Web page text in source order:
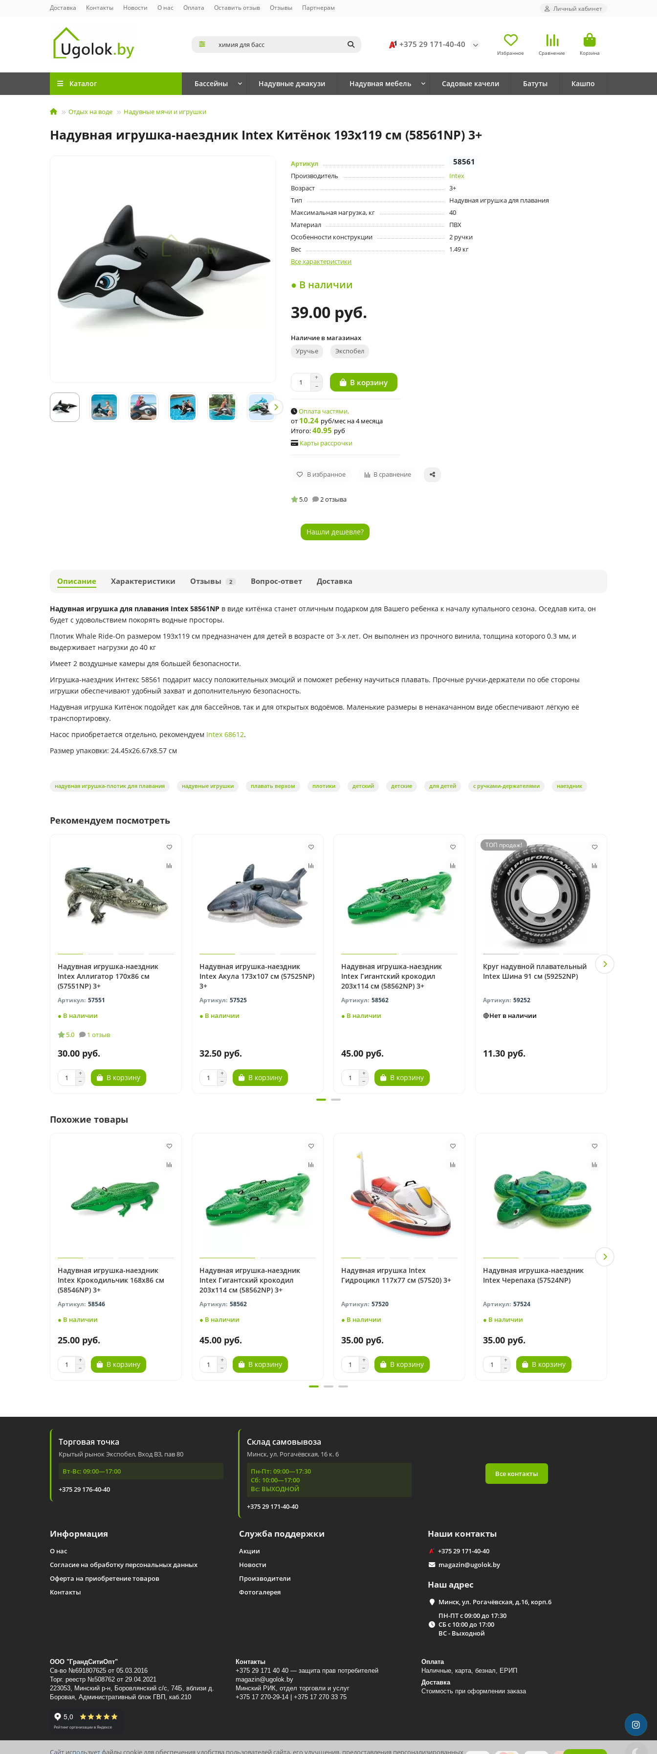
Доставка Контакты Новости О нас Оплата Оставить отзыв Отзывы Партнерам Личный кабинет
+375 29 171-40-40
Избранное Сравнение Корзина
Каталог Бассейны Надувные джакузи Надувная мебель Садовые качели Батуты Кашпо
Отдых на воде Надувные мячи и игрушки
Надувная игрушка-наездник Intex Китёнок 193х119 см (58561NP) 3+
Артикул 58561
Производитель
Intex
Возраст
3+
Тип
Надувная игрушка для плавания
Максимальная нагрузка, кг
40
Материал
ПВХ
Особенности конструкции
2 ручки
Вес
1.49 кг
Все характеристики
● В наличии
39.00 руб.
Наличие в магазинах
Уручье Экспобел
В корзину
Оплата частями,
от 10.24 руб/мес на 4 месяца
Итого:40.95 руб
Карты рассрочки
В избранное В сравнение
5.0 2 отзыва
Нашли дешевле?
Описание Характеристики Отзывы 2 Вопрос-ответ Доставка
Надувная игрушка для плавания Intex 58561NP в виде китёнка станет отличным подарком для Вашего ребенка к началу купального сезона. Оседлав кита, он
будет с удовольствием покорять водные просторы.
Плотик Whale Ride-On размером 193х119 см предназначен для детей в возрасте от 3-х лет. Он выполнен из прочного винила, толщина которого 0.3 мм, и
выдерживает нагрузки до 40 кг
Имеет 2 воздушные камеры для большей безопасности.
Игрушка-наездник Интекс 58561 подарит массу положительных эмоций и поможет ребенку научиться плавать. Прочные ручки-держатели по обе стороны
игрушки обеспечивают удобный захват и дополнительную безопасность.
Надувная игрушка Китёнок подойдет как для бассейнов, так и для открытых водоёмов. Маленькие размеры в ненакачанном виде обеспечивают лёгкую её
транспортировку.
Насос приобретается отдельно, рекомендуем Intex 68612.
Размер упаковки: 24.45x26.67x8.57 см
надувная игрушка-плотик для плавания надувные игрушки плавать верхом плотики детский детские для детей с ручками-держателями наездник
Рекомендуем посмотреть
Надувная игрушка-наездник
Intex Аллигатор 170х86 см
(57551NP) 3+
57551
● В наличии
5.0 1 отзыв
30.00 руб.
В корзину
Надувная игрушка-наездник
Intex Акула 173х107 см (57525NP)
3+
57525
● В наличии
32.50 руб.
В корзину
Надувная игрушка-наездник
Intex Гигантский крокодил
203х114 см (58562NP) 3+
58562
● В наличии
45.00 руб.
В корзину
ТОП продаж!
Круг надувной плавательный
Intex Шина 91 см (59252NP)
59252
🔴Нет в наличии
11.30 руб.
Похожие товары
Надувная игрушка-наездник
Intex Крокодильчик 168х86 см
(58546NP) 3+
58546
● В наличии
25.00 руб.
В корзину
Надувная игрушка-наездник
Intex Гигантский крокодил
203х114 см (58562NP) 3+
58562
● В наличии
45.00 руб.
В корзину
Надувная игрушка Intex
Гидроцикл 117х77 см (57520) 3+
57520
● В наличии
35.00 руб.
В корзину
Надувная игрушка-наездник
Intex Черепаха (57524NP)
57524
● В наличии
35.00 руб.
В корзину
Сайт использует файлы cookie для обеспечения удобства пользователей сайта, его улучшения, предоставления персонализированных
Торговая точка
Крытый рынок Экспобел, Вход В3, пав 80
Вт-Вс: 09:00—17:00
+375 29 176-40-40
Склад самовывоза
Минск, ул. Рогачёвская, 16 к. 6
Пн-Пт: 09:00—17:30
Сб: 10:00—17:00
Вс: ВЫХОДНОЙ
+375 29 171-40-40
Все контакты
Информация
О нас
Согласие на обработку персональных данных
Оферта на приобретение товаров
Контакты
Служба поддержки
Акции
Новости
Производители
Фотогалерея
Наши контакты
+375 29 171-40-40
magazin@ugolok.by
Наш адрес
Минск, ул. Рогачёвская, д.16, корп.6
ПН-ПТ с 09:00 до 17:30
СБ с 10:00 до 17:00
ВС - Выходной
ООО "ГрандСитиОпт"
Св-во №691807625 от 05.03.2016
Торг. реестр №508762 от 29.04.2021
223053, Минский p-н, Боровлянский с/с, 74Б, вблизи д.
Боровая, Административный блок ГВП, каб.210
Контакты
+375 29 171 40 40 — защита прав потребителей
magazin@ugolok.by
Минский РИК, отдел торговли и услуг
+375 17 270-29-14 | +375 17 270 33 75
Оплата
Наличные, карта, безнал, ЕРИП
Доставка
Стоимость при оформлении заказа